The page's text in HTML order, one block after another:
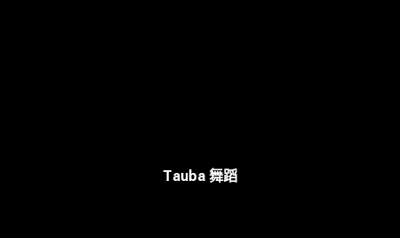
Tauba 舞蹈